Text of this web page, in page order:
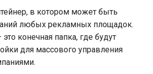
размещений
в котором может быть
любых рекламных площадок.
конечная папка, где будут
для массового управления